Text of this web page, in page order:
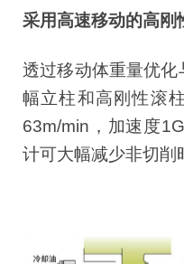
采用高速移动的高刚
透过移动体重量优
幅立柱和高刚性滚
63m/min，加速度
计可大幅减少非切削